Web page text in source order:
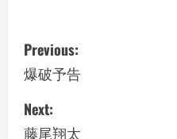
P
o
s
Previous:
爆破予告
Next:
藤尾翔太